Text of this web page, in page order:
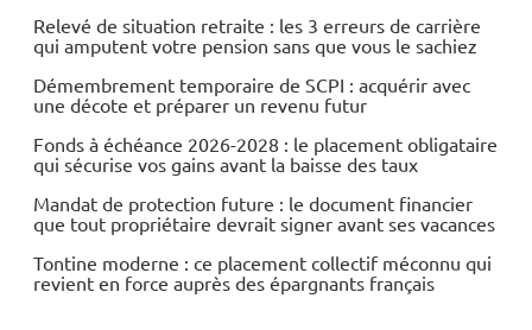
Relevé de situation retraite : les 3 erreurs de carrière
qui amputent votre pension sans que vous le sachiez
Démembrement temporaire de SCPI : acquérir avec
une décote et préparer un revenu futur
Fonds à échéance 2026-2028 : le placement obligataire
qui sécurise vos gains avant la baisse des taux
Mandat de protection future : le document financier
que tout propriétaire devrait signer avant ses vacances
Tontine moderne : ce placement collectif méconnu qui
revient en force auprès des épargnants français